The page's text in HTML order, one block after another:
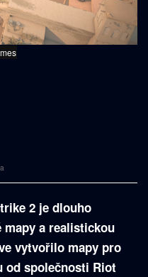
2 je dlouho
a realistickou
vytvořilo mapy pro
od společnosti Riot